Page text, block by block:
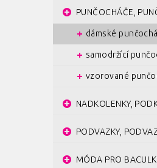
PUNČOCHÁČE,
dámské
samodržící
vzorované
NADKOLENKY,
PODVAZKY,
MÓDA PRO